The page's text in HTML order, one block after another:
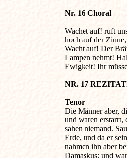
Nr. 16 Choral
Wachet auf! ruft
hoch auf der
Wacht auf! Der
Lampen nehmt!
Ewigkeit! Ihr
NR. 17
Tenor
Die Männer aber,
und waren erstarrt,
sahen niemand.
Erde, und da er
nahmen ihn aber
Damaskus; und